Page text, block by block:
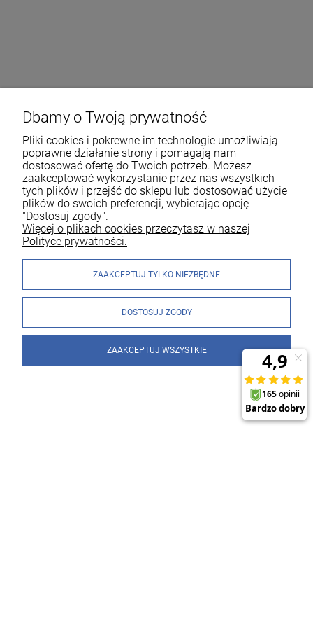
Dbamy o Twoją prywatność
Pliki cookies i pokrewne im technologie umożliwiają
poprawne działanie strony i pomagają nam
dostosować ofertę do Twoich potrzeb. Możesz
zaakceptować wykorzystanie przez nas wszystkich
tych plików i przejść do sklepu lub dostosować użycie
plików do swoich preferencji, wybierając opcję
"Dostosuj zgody".
Więcej o plikach cookies przeczytasz w naszej
Polityce prywatności.
ZAAKCEPTUJ TYLKO NIEZBĘDNE
DOSTOSUJ ZGODY
ZAAKCEPTUJ WSZYSTKIE